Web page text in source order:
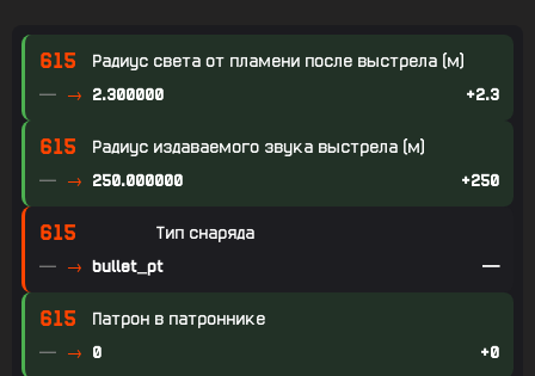
615 Радиус света от пламени после выстрела (м)
— 2.300000 +2.3
615 Радиус издаваемого звука выстрела (м)
— 250.000000 +250
615 Тип снаряда
— bullet_pt —
615 Патрон в патроннике
— 0 +0